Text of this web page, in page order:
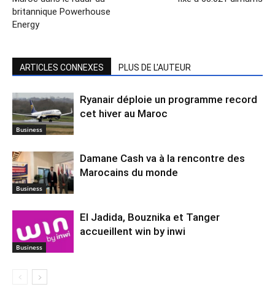
britannique Powerhouse
Energy
ARTICLES CONNEXES PLUS DE L'AUTEUR
Business
Ryanair déploie un programme record
cet hiver au Maroc
Business
Damane Cash va à la rencontre des
Marocains du monde
Business
El Jadida, Bouznika et Tanger
accueillent win by inwi